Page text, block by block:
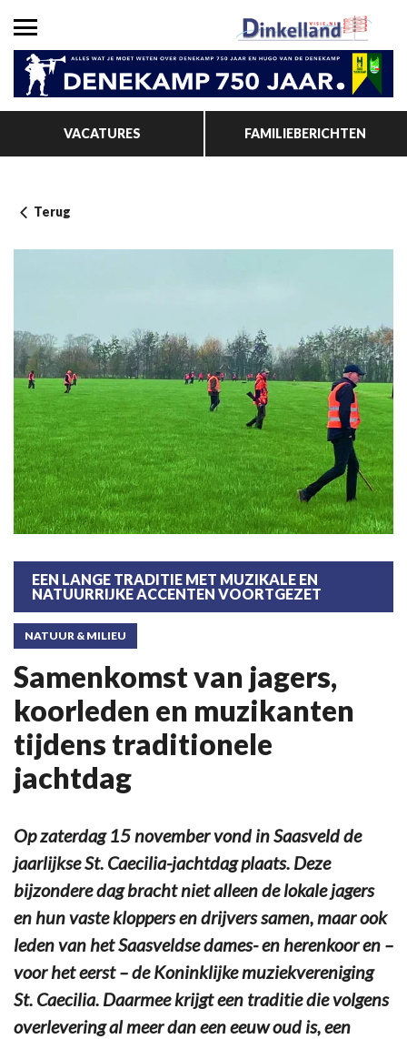
VACATURES FAMILIEBERICHTEN
Terug
EEN LANGE TRADITIE MET MUZIKALE EN
NATUURRIJKE ACCENTEN VOORTGEZET
NATUUR & MILIEU
Samenkomst van jagers,
koorleden en muzikanten
tijdens traditionele
jachtdag
Op zaterdag 15 november vond in Saasveld de
jaarlijkse St. Caecilia-jachtdag plaats. Deze
bijzondere dag bracht niet alleen de lokale jagers
en hun vaste kloppers en drijvers samen, maar ook
leden van het Saasveldse dames- en herenkoor en –
voor het eerst – de Koninklijke muziekvereniging
St. Caecilia. Daarmee krijgt een traditie die volgens
overlevering al meer dan een eeuw oud is, een